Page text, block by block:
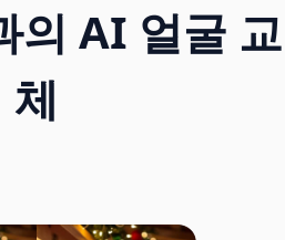
의 AI 얼굴 교
체